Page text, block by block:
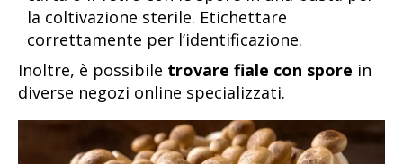
la coltivazione sterile. Etichettare
correttamente per l’identificazione.
Inoltre, è possibile trovare fiale con spore in
diverse negozi online specializzati.